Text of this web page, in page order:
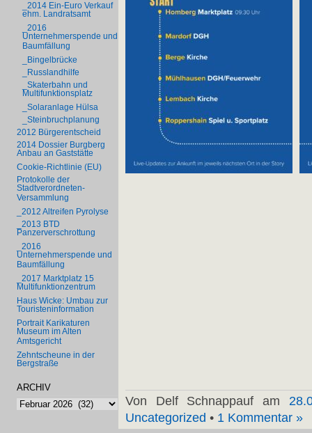
_2014 Ein-Euro Verkauf
ehm. Landratsamt
_2016
Unternehmerspende und
Baumfällung
_Bingelbrücke
_Russlandhilfe
_Skaterbahn und
Multifunktionsplatz
_Solaranlage Hülsa
_Steinbruchplanung
2012 Bürgerentscheid
2014 Dossier Burgberg
Anbau an Gaststätte
Cookie-Richtlinie (EU)
Protokolle der
Stadtverordneten-
Versammlung
_2012 Altreifen Pyrolyse
_2013 BTD
Panzerverschrottung
_2016
Unternehmerspende und
Baumfällung
_2017 Marktplatz 15
Multifunktionzentrum
Haus Wicke: Umbau zur
Touristeninformation
Portrait Karikaturen
Museum im Alten
Amtsgericht
Zehntscheune in der
Bergstraße
ARCHIV
Archiv
Von Delf Schnappauf am
Uncategorized • 1 Kommentar »